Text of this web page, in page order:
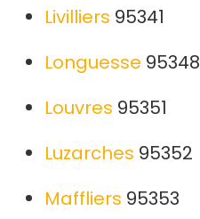
Livilliers 95341
Longuesse 95348
Louvres 95351
Luzarches 95352
Maffliers 95353